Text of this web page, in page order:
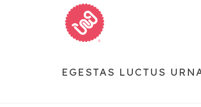
EGESTAS LUCTUS